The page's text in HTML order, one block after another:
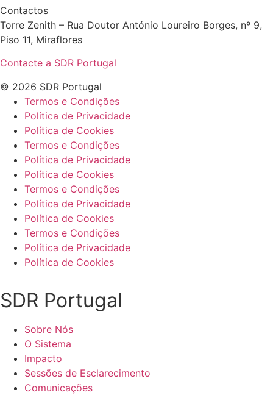
Contactos
Torre Zenith – Rua Doutor António Loureiro Borges, nº 9,
Piso 11, Miraflores
Contacte a SDR Portugal
© 2026 SDR Portugal
Termos e Condições
Política de Privacidade
Política de Cookies
Termos e Condições
Política de Privacidade
Política de Cookies
Termos e Condições
Política de Privacidade
Política de Cookies
Termos e Condições
Política de Privacidade
Política de Cookies
SDR Portugal
Sobre Nós
O Sistema
Impacto
Sessões de Esclarecimento
Comunicações